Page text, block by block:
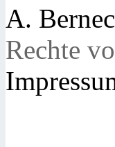
A.
Rechte